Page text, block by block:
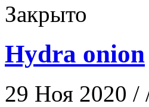
Закрыто
Hydra onion
29 Ноя 2020 /